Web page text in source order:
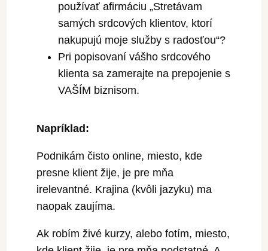
používať afirmáciu „Stretávam
samých srdcových klientov, ktorí
nakupujú moje služby s radosťou“?
Pri popisovaní vášho srdcového
klienta sa zamerajte na prepojenie s
VAŠÍM biznisom.
Napríklad:
Podnikám čisto online, miesto, kde
presne klient žije, je pre mňa
irelevantné. Krajina (kvôli jazyku) ma
naopak zaujíma.
Ak robím živé kurzy, alebo fotím, miesto,